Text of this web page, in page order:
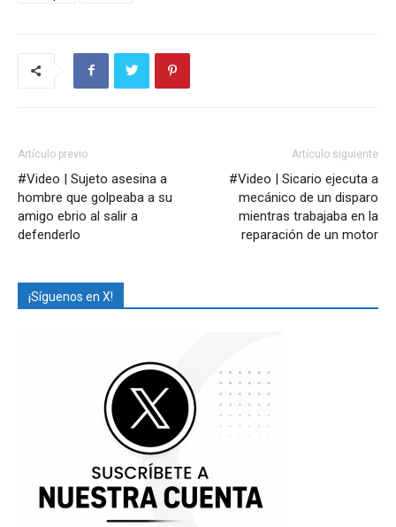
Artículo previo
#Video | Sujeto asesina a
hombre que golpeaba a su
amigo ebrio al salir a
defenderlo
Artículo siguiente
#Video | Sicario ejecuta a
mecánico de un disparo
mientras trabajaba en la
reparación de un motor
¡Síguenos en X!